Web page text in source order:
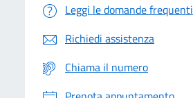
Leggi le domande frequenti
Richiedi assistenza
Chiama il numero